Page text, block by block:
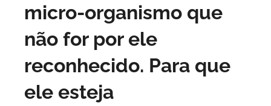
micro-organismo que
não for por ele
reconhecido. Para que
ele esteja